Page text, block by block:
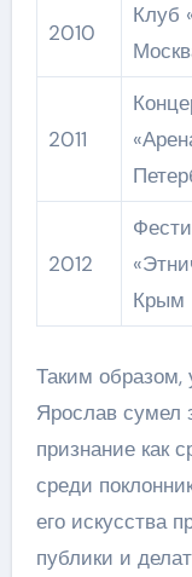
2010
Клуб
2011
2012
Крым
Таким образом,
Ярослав сумел
признание как
среди
его искусства
публики и